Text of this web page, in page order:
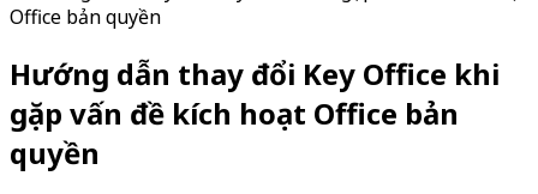
Hướng dẫn thay đổi Key Office khi
gặp vấn đề kích hoạt Office bản
quyền